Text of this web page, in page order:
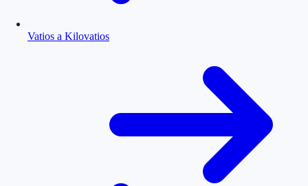
Vatios a Kilovatios